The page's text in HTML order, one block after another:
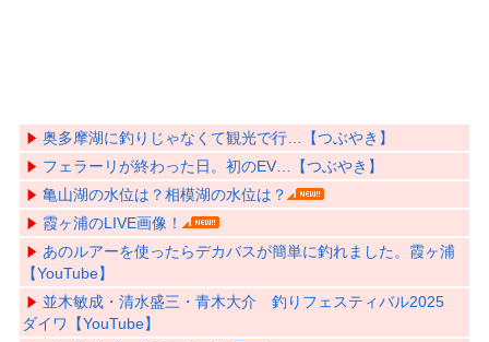
奥多摩湖に釣りじゃなくて観光で行…【つぶやき】
フェラーリが終わった日。初のEV…【つぶやき】
亀山湖の水位は？相模湖の水位は？
霞ヶ浦のLIVE画像！
あのルアーを使ったらデカバスが簡単に釣れました。霞ヶ浦
【YouTube】
並木敏成・清水盛三・青木大介 釣りフェスティバル2025
ダイワ【YouTube】